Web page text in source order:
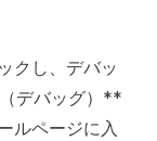
クし、デバッ
デバッグ）**
ルページに入